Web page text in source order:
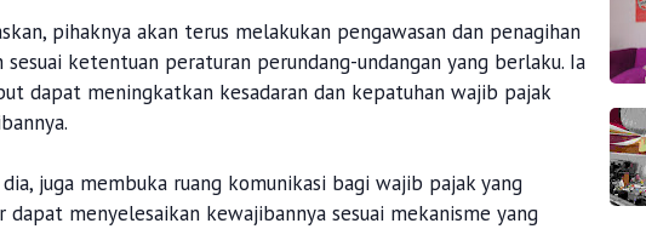
pihaknya akan terus melakukan pengawasan dan penagihan
sesuai ketentuan peraturan perundang-undangan yang berlaku. Ia
dapat meningkatkan kesadaran dan kepatuhan wajib pajak
juga membuka ruang komunikasi bagi wajib pajak yang
dapat menyelesaikan kewajibannya sesuai mekanisme yang